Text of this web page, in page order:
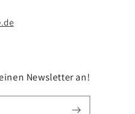
Newsletter an!